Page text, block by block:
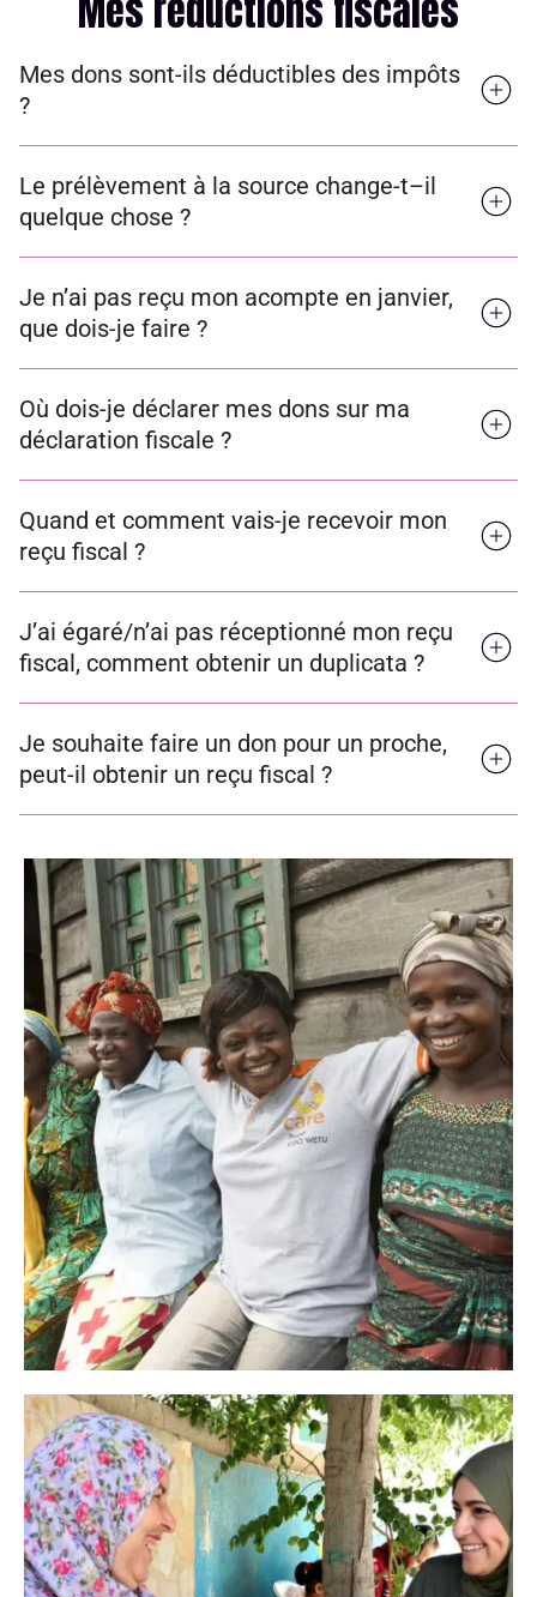
Mes réductions fiscales
Mes dons sont-ils déductibles des impôts
?
Le prélèvement à la source change-t–il
quelque chose ?
Je n’ai pas reçu mon acompte en janvier,
que dois-je faire ?
Où dois-je déclarer mes dons sur ma
déclaration fiscale ?
Quand et comment vais-je recevoir mon
reçu fiscal ?
J’ai égaré/n’ai pas réceptionné mon reçu
fiscal, comment obtenir un duplicata ?
Je souhaite faire un don pour un proche,
peut-il obtenir un reçu fiscal ?